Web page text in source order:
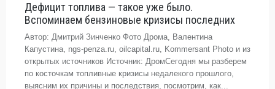
Дефицит топлива — такое уже было.
Вспоминаем бензиновые кризисы последних
Автор: Дмитрий Зинченко Фото Дрома, Валентина
Капустина, ngs-penza.ru, oilcapital.ru, Kommersant Photo и из
открытых источников Источник: ДромСегодня мы разберем
по косточкам топливные кризисы недалекого прошлого,
выясним их причины и последствия, посмотрим, как...